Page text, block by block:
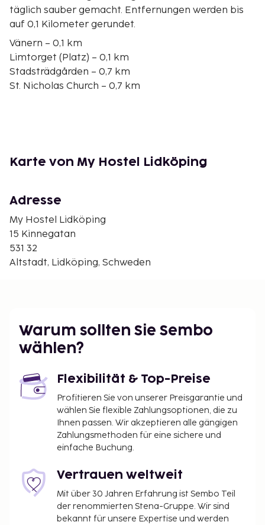
täglich sauber gemacht. Entfernungen werden bis
auf 0,1 Kilometer gerundet.
Vänern – 0,1 km
Limtorget (Platz) – 0,1 km
Stadsträdgården – 0,7 km
St. Nicholas Church – 0,7 km
Villabadet – 4,3 km
Husaby Kirche – 18,6 km
Svalnäs – 18,9 km
Lundsbrunn Golfklubb – 21,4 km
Dom zu Skara – 21,6 km
Der nächstgelegene größere Flughafen ist
Ort gibt es Folgendes: Parken ohne Service
(kostenlos). Kostenloses WLAN, ein
Gemeinschaftswohnzimmer und ein
Nutzungsgebühr für das Kinderbett: 100.0 SEK
pro Tag
Die oben aufgeführte Liste enthält vielleicht nicht
alle Informationen. Gebühren und Kautionen
enthalten eventuell keine Steuern und können sich
Karte von My Hostel Lidköping
Adresse
My Hostel Lidköping
15 Kinnegatan
531 32
Altstadt, Lidköping, Schweden
Warum sollten Sie Sembo
wählen?
Flexibilität & Top-Preise
Profitieren Sie von unserer Preisgarantie und
wählen Sie flexible Zahlungsoptionen, die zu
Ihnen passen. Wir akzeptieren alle gängigen
Zahlungsmethoden für eine sichere und
einfache Buchung.
Vertrauen weltweit
Mit über 30 Jahren Erfahrung ist Sembo Teil
der renommierten Stena-Gruppe. Wir sind
bekannt für unsere Expertise und werden